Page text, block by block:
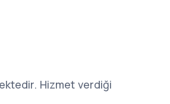
Hizmet verdiği